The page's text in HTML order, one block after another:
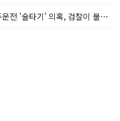
경찰이 송치한 이재룡 음주운전 '술타기' 의혹, 검찰이 불기소